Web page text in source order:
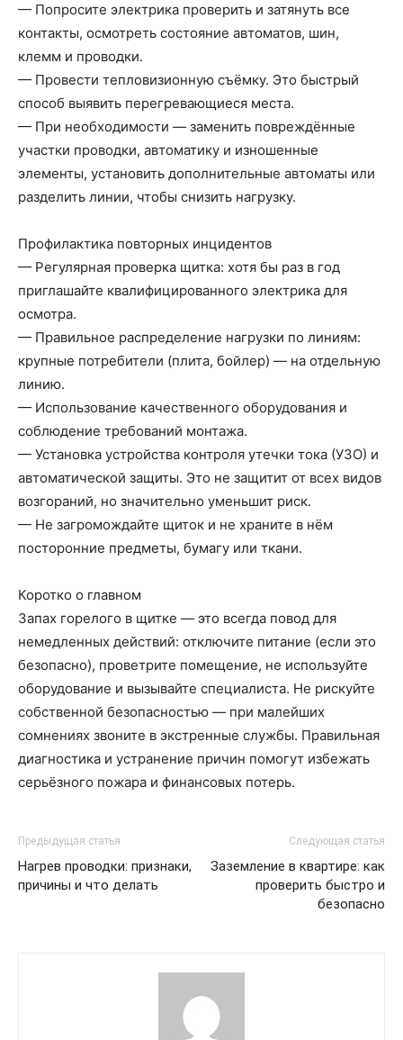
— Попросите электрика проверить и затянуть все
контакты, осмотреть состояние автоматов, шин,
клемм и проводки.
— Провести тепловизионную съёмку. Это быстрый
способ выявить перегревающиеся места.
— При необходимости — заменить повреждённые
участки проводки, автоматику и изношенные
элементы, установить дополнительные автоматы или
разделить линии, чтобы снизить нагрузку.
Профилактика повторных инцидентов
— Регулярная проверка щитка: хотя бы раз в год
приглашайте квалифицированного электрика для
осмотра.
— Правильное распределение нагрузки по линиям:
крупные потребители (плита, бойлер) — на отдельную
линию.
— Использование качественного оборудования и
соблюдение требований монтажа.
— Установка устройства контроля утечки тока (УЗО) и
автоматической защиты. Это не защитит от всех видов
возгораний, но значительно уменьшит риск.
— Не загромождайте щиток и не храните в нём
посторонние предметы, бумагу или ткани.
Коротко о главном
Запах горелого в щитке — это всегда повод для
немедленных действий: отключите питание (если это
безопасно), проветрите помещение, не используйте
оборудование и вызывайте специалиста. Не рискуйте
собственной безопасностью — при малейших
сомнениях звоните в экстренные службы. Правильная
диагностика и устранение причин помогут избежать
серьёзного пожара и финансовых потерь.
Предыдущая статья
Нагрев проводки: признаки,
причины и что делать
Следующая статья
Заземление в квартире: как
проверить быстро и
безопасно